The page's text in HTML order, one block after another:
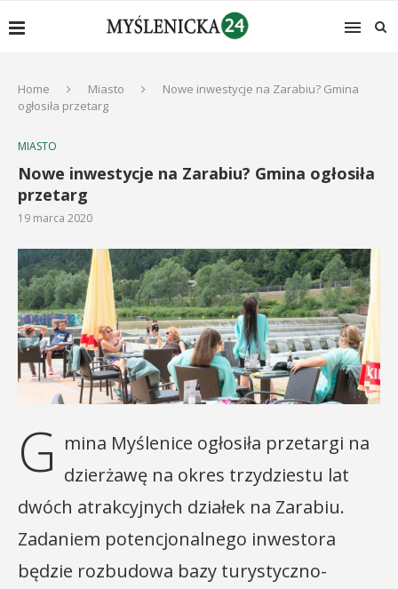
Home Miasto
Nowe inwestycje na Zarabiu? Gmina
ogłosiła przetarg
MIASTO
Nowe inwestycje na Zarabiu? Gmina ogłosiła
przetarg
19 marca 2020
G mina Myślenice ogłosiła przetargi na
dzierżawę na okres trzydziestu lat
dwóch atrakcyjnych działek na Zarabiu.
Zadaniem potencjonalnego inwestora
będzie rozbudowa bazy turystyczno-